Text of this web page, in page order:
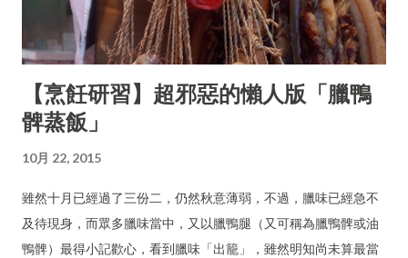
【烹飪研習】超邪惡的懶人版「臘鴨
髀蒸飯」
10月 22, 2015
雖然十月已經過了三份二，仍然秋意薄弱，不過，臘味已經急不
及待現身，而眾多臘味當中，又以臘鴨腿（又可稱為臘鴨髀或油
鴨髀）最得小記歡心，看到臘味「出籠」，雖然明知尚未算最當